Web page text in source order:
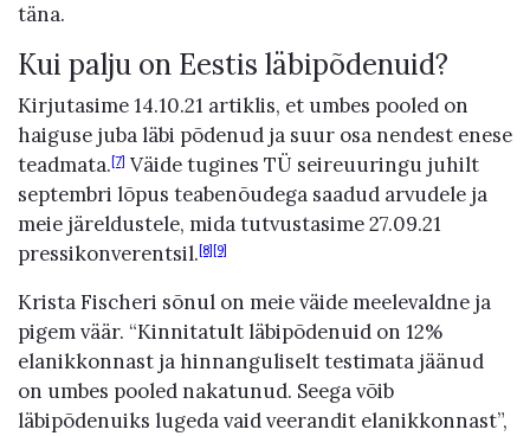
täna.
Kui palju on Eestis läbipõdenuid?
Kirjutasime 14.10.21 artiklis, et umbes pooled on
haiguse juba läbi põdenud ja suur osa nendest enese
teadmata.[7] Väide tugines TÜ seireuuringu juhilt
septembri lõpus teabenõudega saadud arvudele ja
meie järeldustele, mida tutvustasime 27.09.21
pressikonverentsil.[8][9]
Krista Fischeri sõnul on meie väide meelevaldne ja
pigem väär. “Kinnitatult läbipõdenuid on 12%
elanikkonnast ja hinnanguliselt testimata jäänud
on umbes pooled nakatunud. Seega võib
läbipõdenuiks lugeda vaid veerandit elanikkonnast”,